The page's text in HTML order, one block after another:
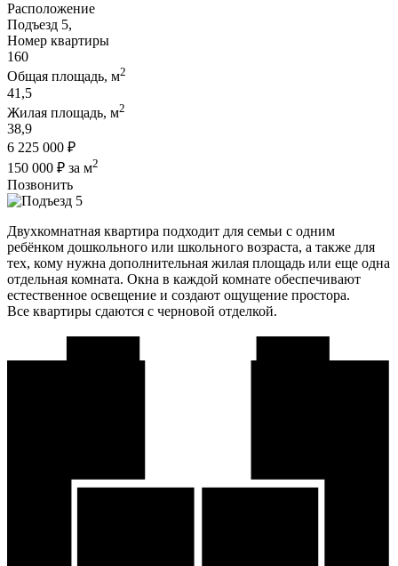
Расположение
Подъезд 5,
Номер квартиры
160
Общая площадь, м2
41,5
Жилая площадь, м2
38,9
6 225 000 ₽
150 000 ₽ за м2
Позвонить
Двухкомнатная квартира подходит для семьи с одним
ребёнком дошкольного или школьного возраста, а также для
тех, кому нужна дополнительная жилая площадь или еще одна
отдельная комната. Окна в каждой комнате обеспечивают
естественное освещение и создают ощущение простора.
Все квартиры сдаются с черновой отделкой.